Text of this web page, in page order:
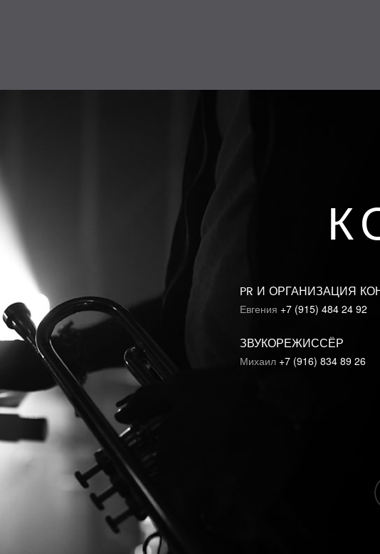
PR И ОРГАНИЗАЦИЯ
Евгения +7 (915) 484 24 92
ЗВУКОРЕЖИССЁР
Михаил +7 (916) 834 89 26